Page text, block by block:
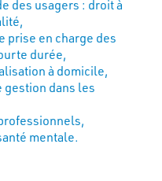
des usagers : droit à
prise en charge des
durée,
à domicile,
gestion dans les
mentale.